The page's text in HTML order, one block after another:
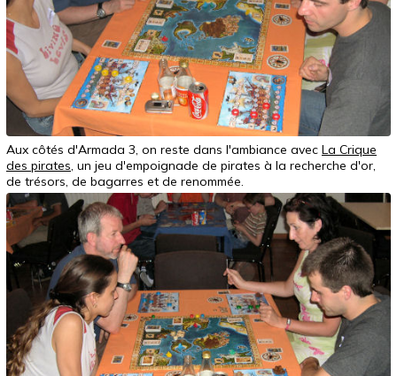
Aux côtés d'Armada 3, on reste dans l'ambiance avec La Crique
des pirates, un jeu d'empoignade de pirates à la recherche d'or,
de trésors, de bagarres et de renommée.